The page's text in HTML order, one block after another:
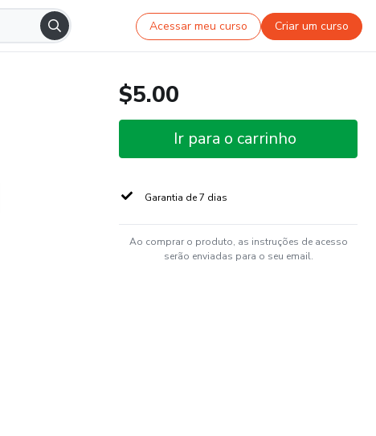
Acessar meu curso Criar um curso
$5.00
Ir para o carrinho
Garantia de 7 dias
Ao comprar o produto, as instruções de acesso
serão enviadas para o seu email.